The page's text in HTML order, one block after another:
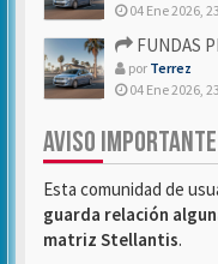
04 Ene 2026,
FUNDAS
por Terrez
04 Ene 2026,
AVISO IMPORTANTE
Esta comunidad de
guarda relación
matriz Stellantis.